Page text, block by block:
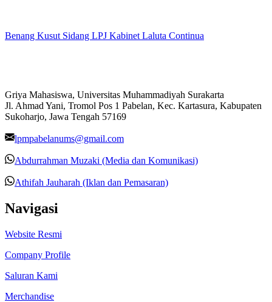
Benang Kusut Sidang LPJ Kabinet Laluta Continua
Griya Mahasiswa, Universitas Muhammadiyah Surakarta
Jl. Ahmad Yani, Tromol Pos 1 Pabelan, Kec. Kartasura, Kabupaten
Sukoharjo, Jawa Tengah 57169
lpmpabelanums@gmail.com
Abdurrahman Muzaki (Media dan Komunikasi)
Athifah Jauharah (Iklan dan Pemasaran)
Navigasi
Website Resmi
Company Profile
Saluran Kami
Merchandise